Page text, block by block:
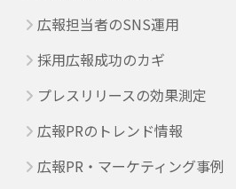
広報担当者のSNS運用
採用広報成功のカギ
プレスリリースの効果測定
広報PRのトレンド情報
広報PR・マーケティング事例